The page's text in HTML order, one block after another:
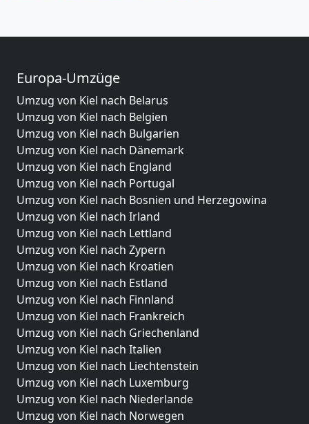
Europa-Umzüge
Umzug von Kiel nach Belarus
Umzug von Kiel nach Belgien
Umzug von Kiel nach Bulgarien
Umzug von Kiel nach Dänemark
Umzug von Kiel nach England
Umzug von Kiel nach Portugal
Umzug von Kiel nach Bosnien und Herzegowina
Umzug von Kiel nach Irland
Umzug von Kiel nach Lettland
Umzug von Kiel nach Zypern
Umzug von Kiel nach Kroatien
Umzug von Kiel nach Estland
Umzug von Kiel nach Finnland
Umzug von Kiel nach Frankreich
Umzug von Kiel nach Griechenland
Umzug von Kiel nach Italien
Umzug von Kiel nach Liechtenstein
Umzug von Kiel nach Luxemburg
Umzug von Kiel nach Niederlande
Umzug von Kiel nach Norwegen